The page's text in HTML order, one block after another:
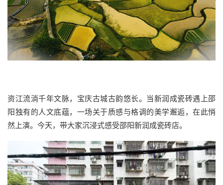
资江流淌千年文脉，宝庆古城古韵悠长。当新润成瓷砖遇上邵
阳独有的人文底蕴，一场关于质感与格调的美学邂逅，在此悄
然上演。今天，带大家沉浸式感受邵阳新润成瓷砖店。